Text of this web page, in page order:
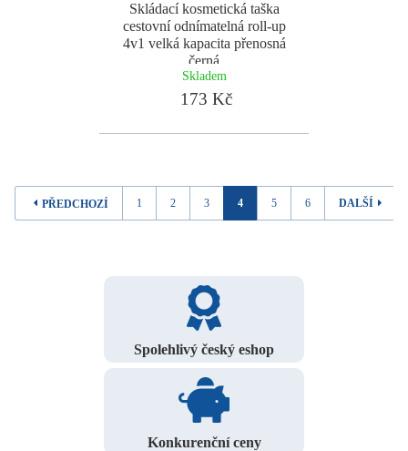
Skládací kosmetická taška
cestovní odnímatelná roll-up
4v1 velká kapacita přenosná
černá
Skladem
173 Kč
PŘEDCHOZÍ 1 2 3 4 5 6 DALŠÍ
Spolehlivý český eshop
Konkurenční ceny